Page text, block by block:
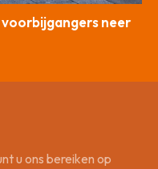
neer
u ons bereiken op